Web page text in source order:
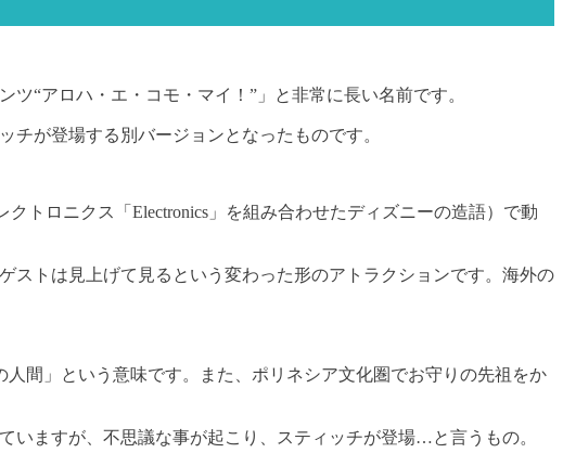
“アロハ・エ・コモ・マイ！”」と非常に長い名前です。
が登場する別バージョンとなったものです。
トロニクス「Electronics」を組み合わせたディズニーの造語）で動
ストは見上げて見るという変わった形のアトラクションです。海外の
間」という意味です。また、ポリネシア文化圏でお守りの先祖をか
ますが、不思議な事が起こり、スティッチが登場…と言うもの。